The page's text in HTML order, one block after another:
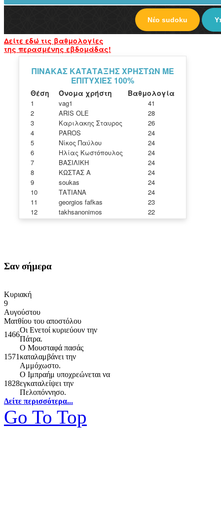
Σανσήμερα
Κυριακή
9
Αυγούστου
Ματθίου του αποστόλου
1466
Οι Ενετοί κυριεύουν την
Πάτρα.
1571
Ο Μουσταφά πασάς
καταλαμβάνει την
Αμμόχωστο.
1828
Ο Ιμπραήμ υποχρεώνεται να
εγκαταλείψει την
Πελοπόννησο.
Δείτε περισσότερα...
Go To Top